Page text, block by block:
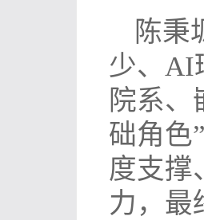
陈秉
少、AI
院系
础角色
度支撑
力，最